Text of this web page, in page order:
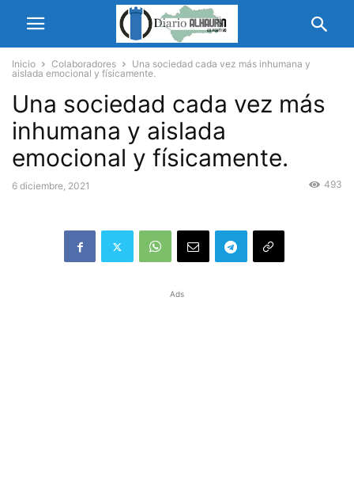
Inicio Colaboradores
Una sociedad cada vez más inhumana y
aislada emocional y físicamente.
Una sociedad cada vez más
inhumana y aislada
emocional y físicamente.
6 diciembre, 2021 493
Ads